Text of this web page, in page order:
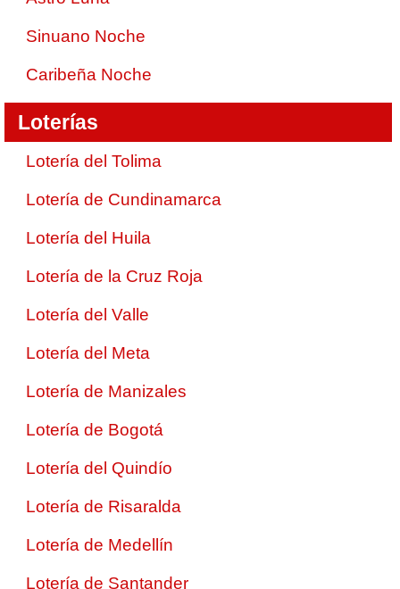
Sinuano Noche
Caribeña Noche
Loterías
Lotería del Tolima
Lotería de Cundinamarca
Lotería del Huila
Lotería de la Cruz Roja
Lotería del Valle
Lotería del Meta
Lotería de Manizales
Lotería de Bogotá
Lotería del Quindío
Lotería de Risaralda
Lotería de Medellín
Lotería de Santander